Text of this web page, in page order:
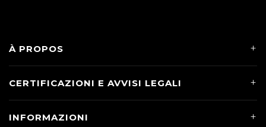
À PROPOS
CERTIFICAZIONI E AVVISI LEGALI
INFORMAZIONI